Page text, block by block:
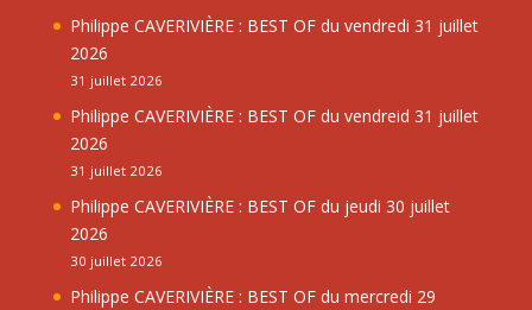
Philippe CAVERIVIÈRE : BEST OF du vendredi 31 juillet
2026
31 juillet 2026
Philippe CAVERIVIÈRE : BEST OF du vendreid 31 juillet
2026
31 juillet 2026
Philippe CAVERIVIÈRE : BEST OF du jeudi 30 juillet
2026
30 juillet 2026
Philippe CAVERIVIÈRE : BEST OF du mercredi 29